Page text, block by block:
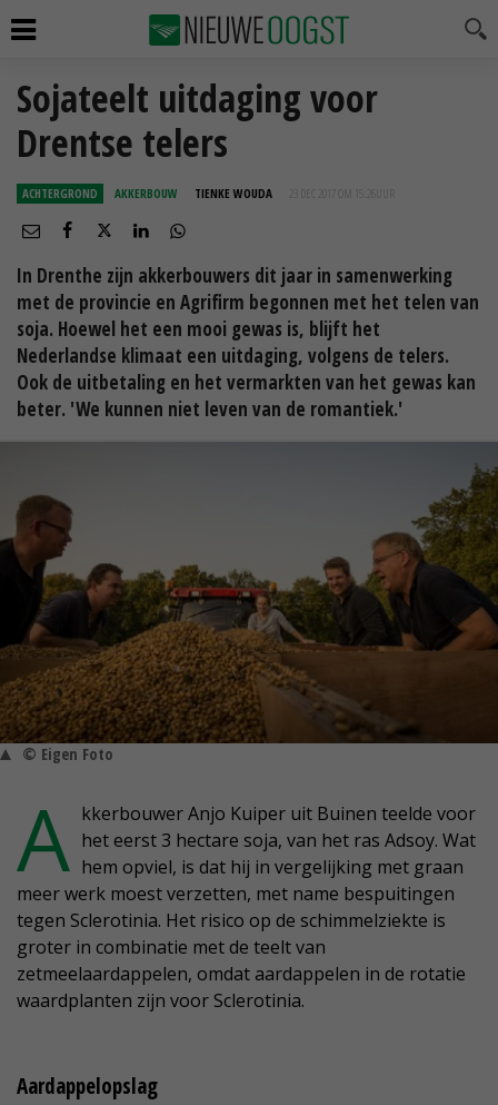
Sojateelt uitdaging voor
Drentse telers
ACHTERGROND AKKERBOUW TIENKE WOUDA 23 DEC 2017 OM 15:26
In Drenthe zijn akkerbouwers dit jaar in samenwerking
met de provincie en Agrifirm begonnen met het telen van
soja. Hoewel het een mooi gewas is, blijft het
Nederlandse klimaat een uitdaging, volgens de telers.
Ook de uitbetaling en het vermarkten van het gewas kan
beter. 'We kunnen niet leven van de romantiek.'
© Eigen Foto
A kkerbouwer Anjo Kuiper uit Buinen teelde voor
het eerst 3 hectare soja, van het ras Adsoy. Wat
hem opviel, is dat hij in vergelijking met graan
meer werk moest verzetten, met name bespuitingen
tegen Sclerotinia. Het risico op de schimmelziekte is
groter in combinatie met de teelt van
zetmeelaardappelen, omdat aardappelen in de rotatie
waardplanten zijn voor Sclerotinia.
Aardappelopslag